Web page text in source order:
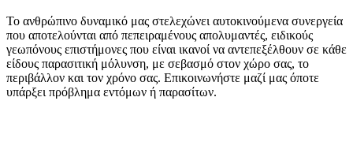
Το ανθρώπινο δυναμικό μας στελεχώνει αυτοκινούμενα συνεργεία
που αποτελούνται από πεπειραμένους απολυμαντές, ειδικούς
γεωπόνους επιστήμονες που είναι ικανοί να αντεπεξέλθουν σε κάθε
είδους παρασιτική μόλυνση, με σεβασμό στον χώρο σας, το
περιβάλλον και τον χρόνο σας. Επικοινωνήστε μαζί μας όποτε
υπάρξει πρόβλημα εντόμων ή παρασίτων.